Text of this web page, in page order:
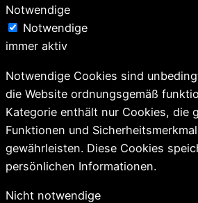
Notwendige
Notwendige
immer aktiv
Notwendige Cookies sind
die Website ordnungsgemäß
Kategorie enthält nur Cookies, die
Funktionen und
gewährleisten. Diese Cookies
persönlichen Informationen.
Nicht notwendige